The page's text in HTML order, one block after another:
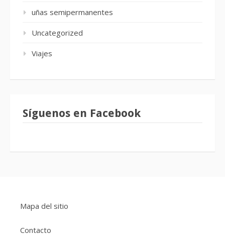
uñas semipermanentes
Uncategorized
Viajes
Síguenos en Facebook
Mapa del sitio
Contacto